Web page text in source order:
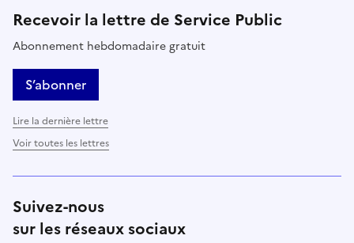
Recevoir la lettre de Service Public
Abonnement hebdomadaire gratuit
S’abonner
Lire la dernière lettre
Voir toutes les lettres
Suivez-nous
sur les réseaux sociaux